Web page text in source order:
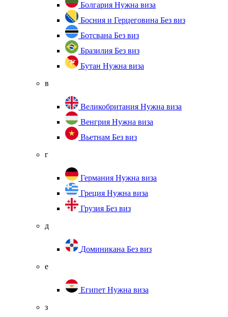
Болгария Нужна виза
Босния и Герцеговина Без виз
Ботсвана Без виз
Бразилия Без виз
Бутан Нужна виза
в
Великобритания Нужна виза
Венгрия Нужна виза
Вьетнам Без виз
г
Германия Нужна виза
Греция Нужна виза
Грузия Без виз
д
Доминикана Без виз
е
Египет Нужна виза
з